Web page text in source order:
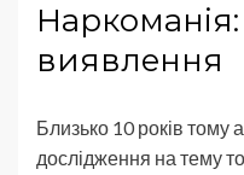
виявлення
Близько 10 років тому
дослідження на тему